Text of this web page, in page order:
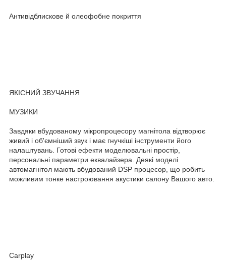
Антивідблискове й олеофобне покриття
ЯКІСНИЙ ЗВУЧАННЯ
МУЗИКИ
Завдяки вбудованому мікропроцесору магнітола відтворює
живий і об'ємніший звук і має гнучкіші інструменти його
налаштувань. Готові ефекти моделювальні простір,
персональні параметри еквалайзера. Деякі моделі
автомагнітол мають вбудований DSP процесор, що робить
можливим тонке настроювання акустики салону Вашого авто.
Carplay